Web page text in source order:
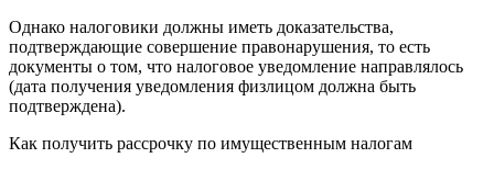
Однако налоговики должны иметь доказательства,
подтверждающие совершение правонарушения, то есть
документы о том, что налоговое уведомление направлялось
(дата получения уведомления физлицом должна быть
подтверждена).
Как получить рассрочку по имущественным налогам